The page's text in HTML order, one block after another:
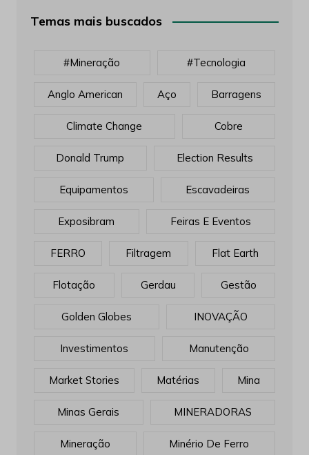
Temas mais buscados
#mineração #tecnologia
Anglo American Aço Barragens
Climate Change Cobre
Donald Trump Election Results
Equipamentos Escavadeiras
Exposibram Feiras E Eventos
FERRO Filtragem Flat Earth
Flotação Gerdau Gestão
Golden Globes INOVAÇÃO
Investimentos Manutenção
Market Stories Matérias Mina
Minas Gerais MINERADORAS
Mineração Minério De Ferro